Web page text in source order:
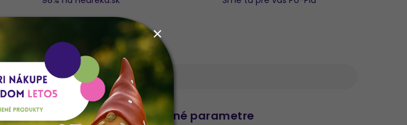
Dodatočné parametre